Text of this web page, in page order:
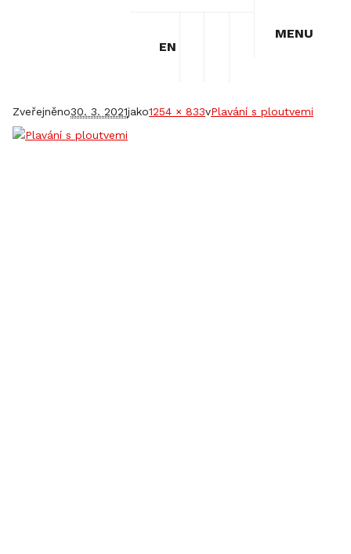
MENU
EN
Zveřejněno30. 3. 2021jako1254 × 833vPlavání s ploutvemi